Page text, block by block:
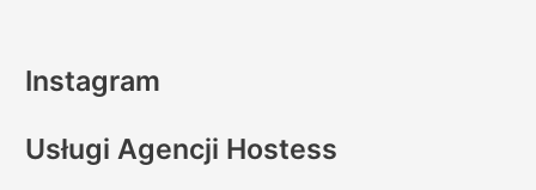
Instagram
Usługi Agencji Hostess